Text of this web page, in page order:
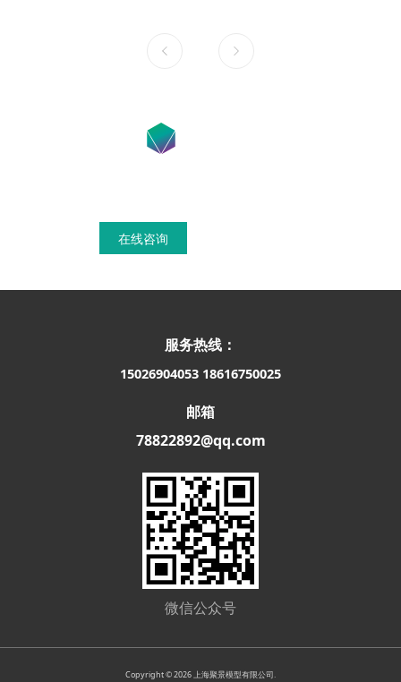
在线咨询
服务热线：
15026904053 18616750025
邮箱
78822892@qq.com
微信公众号
Copyright © 2026 上海聚景模型有限公司.